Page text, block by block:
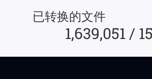
已转换的文件
1,639,051 /